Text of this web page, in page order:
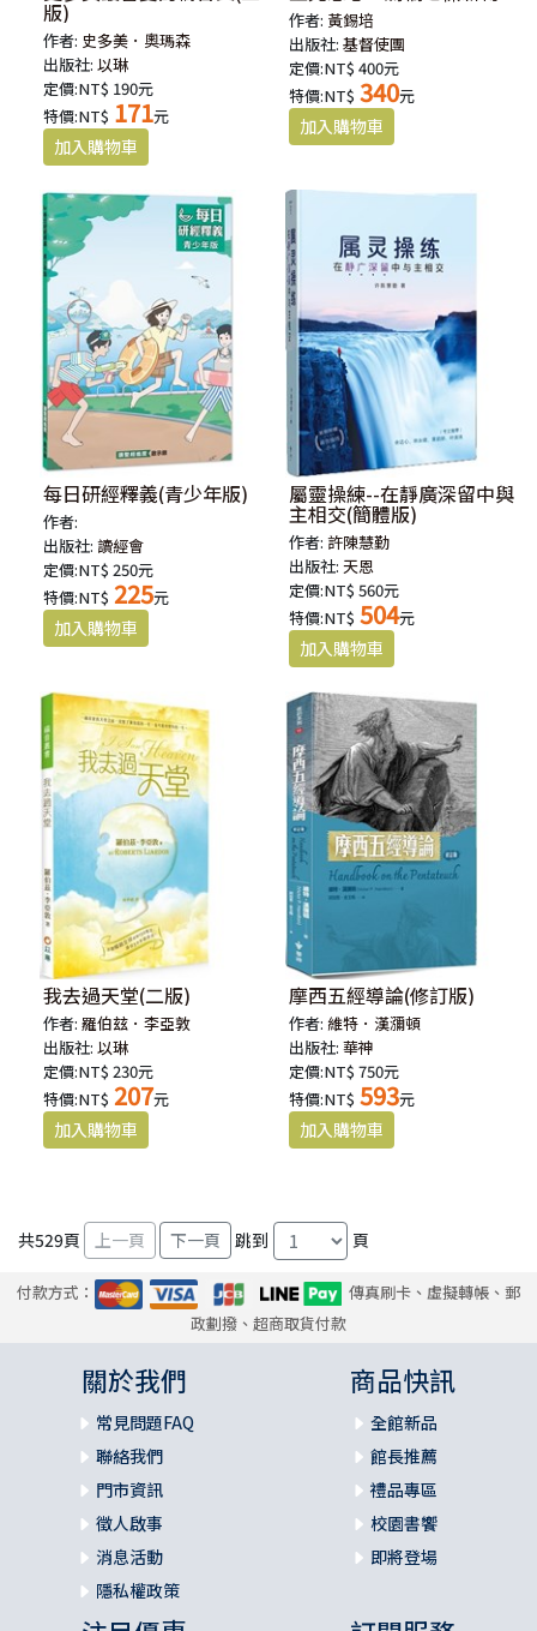
版)
作者: 史多美．奧瑪森
出版社:以琳
定價:NT$ 190元
特價:NT$ 171元
作者: 黃錫培
出版社:基督使團
定價:NT$ 400元
特價:NT$ 340元
每日研經釋義(青少年版)
作者:
出版社:讀經會
定價:NT$ 250元
特價:NT$ 225元
屬靈操練--在靜廣深留中與
主相交(簡體版)
作者:許陳慧勤
出版社:天恩
定價:NT$ 560元
特價:NT$ 504元
我去過天堂(二版)
作者:羅伯玆．李亞敦
出版社:以琳
定價:NT$ 230元
特價:NT$ 207元
摩西五經導論(修訂版)
作者:維特．漢瀰頓
出版社:華神
定價:NT$ 750元
特價:NT$ 593元
共529頁 跳到 頁
付款方式：
傳真刷卡、虛擬轉帳、郵
政劃撥、超商取貨付款
關於我們
常見問題FAQ
聯絡我們
門市資訊
徵人啟事
消息活動
隱私權政策
商品快訊
全館新品
館長推薦
禮品專區
校園書饗
即將登場